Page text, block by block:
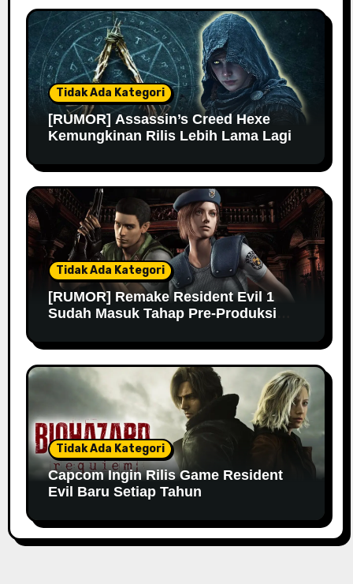
Tidak Ada Kategori
[RUMOR] Assassin’s Creed Hexe
Kemungkinan Rilis Lebih Lama Lagi
Tidak Ada Kategori
[RUMOR] Remake Resident Evil 1
Sudah Masuk Tahap Pre-Produksi
Tidak Ada Kategori
Capcom Ingin Rilis Game Resident
Evil Baru Setiap Tahun